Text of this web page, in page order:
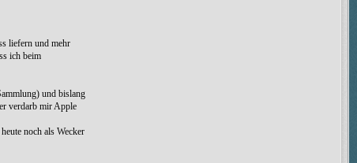
liefern und mehr
ich beim
und bislang
verdarb mir Apple
noch als Wecker